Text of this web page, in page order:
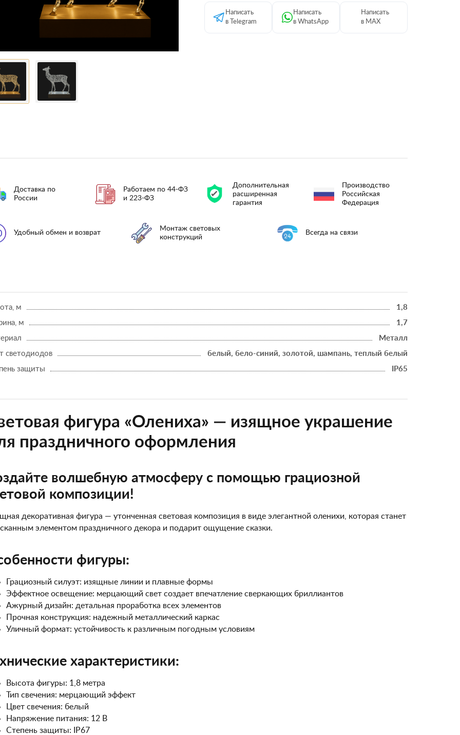
Написать
в Telegram
Написать
в WhatsApp
Написать
в MAX
Доставка по
России
Работаем по 44-ФЗ
и 223-ФЗ
Дополнительная
расширенная
гарантия
Производство
Российская
Федерация
Удобный обмен и возврат
Монтаж световых
конструкций
Всегда на связи
м
1,8
м
1,7
Металл
светодиодов
белый, бело-синий, золотой, шампань, теплый белый
защиты
IP65
фигура «Олениха» — изящное украшение
праздничного оформления
волшебную атмосферу с помощью грациозной
композиции!
декоративная фигура — утонченная световая композиция в виде элегантной оленихи, которая станет
элементом праздничного декора и подарит ощущение сказки.
фигуры:
Грациозный силуэт: изящные линии и плавные формы
Эффектное освещение: мерцающий свет создает впечатление сверкающих бриллиантов
Ажурный дизайн: детальная проработка всех элементов
Прочная конструкция: надежный металлический каркас
Уличный формат: устойчивость к различным погодным условиям
характеристики:
Высота фигуры: 1,8 метра
Тип свечения: мерцающий эффект
Цвет свечения: белый
Напряжение питания: 12 В
Степень защиты: IP67